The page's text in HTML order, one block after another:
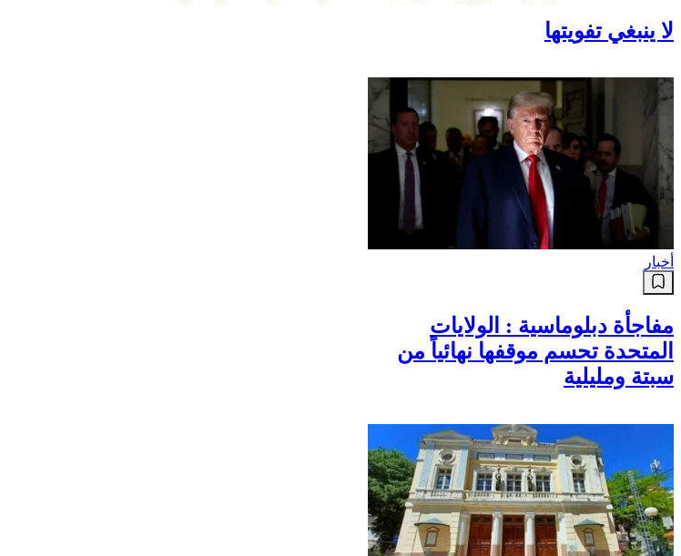
لا ينبغي تفويتها
أخبار
مفاجأة دبلوماسية : الولايات
المتحدة تحسم موقفها نهائياً من
سبتة ومليلية